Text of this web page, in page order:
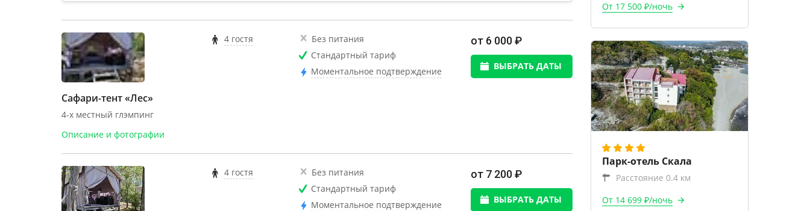
Сафари-тент «Лес»
4-х местный глэмпинг
Описание и фотографии
4 гостя
Без питания
Стандартный тариф
Моментальное подтверждение
от 6 000 ₽
ВЫБРАТЬ ДАТЫ
4 гостя
Без питания
Стандартный тариф
Моментальное подтверждение
от 7 200 ₽
ВЫБРАТЬ ДАТЫ
От 17 500 ₽/ночь
Парк-отель Скала
Расстояние 0.4 км
От 14 699 ₽/ночь